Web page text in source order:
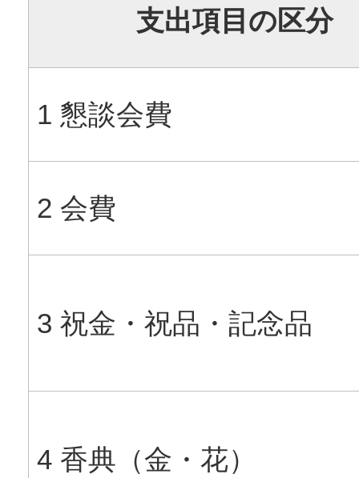
支出項目の区分
1 懇談会費
2 会費
3 祝金・祝品・記念品
4 香典（金・花）